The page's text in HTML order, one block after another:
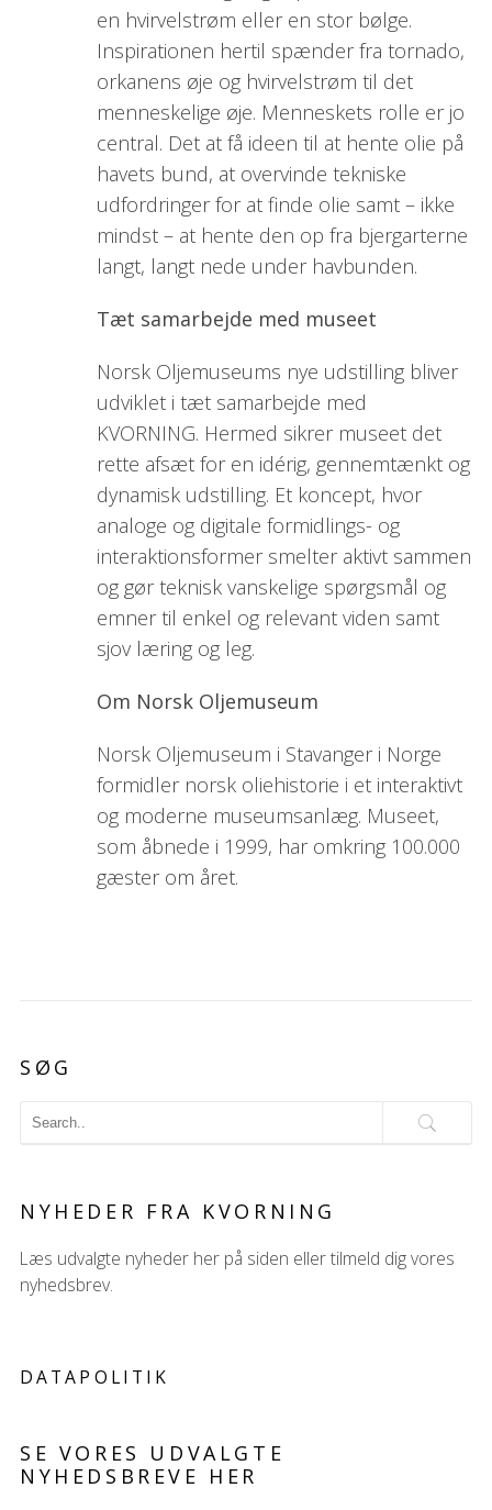
en hvirvelstrøm eller en stor bølge.
Inspirationen hertil spænder fra tornado,
orkanens øje og hvirvelstrøm til det
menneskelige øje. Menneskets rolle er jo
central. Det at få ideen til at hente olie på
havets bund, at overvinde tekniske
udfordringer for at finde olie samt – ikke
mindst – at hente den op fra bjergarterne
langt, langt nede under havbunden.
Tæt samarbejde med museet
Norsk Oljemuseums nye udstilling bliver
udviklet i tæt samarbejde med
KVORNING. Hermed sikrer museet det
rette afsæt for en idérig, gennemtænkt og
dynamisk udstilling. Et koncept, hvor
analoge og digitale formidlings- og
interaktionsformer smelter aktivt sammen
og gør teknisk vanskelige spørgsmål og
emner til enkel og relevant viden samt
sjov læring og leg.
Om Norsk Oljemuseum
Norsk Oljemuseum i Stavanger i Norge
formidler norsk oliehistorie i et interaktivt
og moderne museumsanlæg. Museet,
som åbnede i 1999, har omkring 100.000
gæster om året.
SØG
NYHEDER FRA KVORNING
Læs udvalgte nyheder her på siden eller tilmeld dig vores
nyhedsbrev.
DATAPOLITIK
SE VORES UDVALGTE
NYHEDSBREVE HER